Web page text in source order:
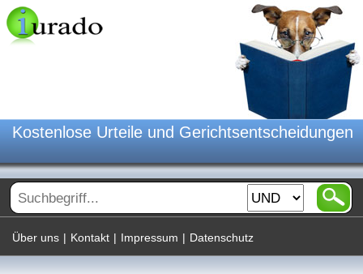
Kostenlose Urteile und Gerichtsentscheidungen
Über uns | Kontakt | Impressum | Datenschutz